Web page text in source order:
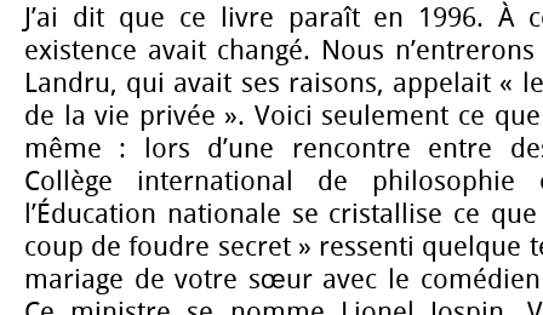
J’ai dit que ce livre paraît en 1996. À
existence avait changé. Nous
Landru, qui avait ses raisons, appelait «
de la vie privée ». Voici seulement ce
même : lors d’une rencontre entre
Collège international de
l’Éducation nationale se cristallise ce
coup de foudre secret » ressenti quelque
mariage de votre sœur avec le comédien